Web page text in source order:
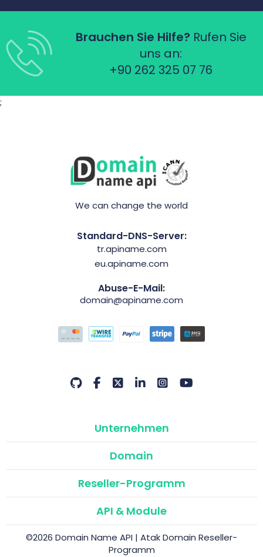
Brauchen Sie Hilfe? Rufen Sie
uns an:
+90 262 325 07 76
;
We can change the world
Standard-DNS-Server:
tr.apiname.com
eu.apiname.com
Abuse-E-Mail:
domain@apiname.com
Unternehmen
Domain
Reseller-Programm
API & Module
©2026 Domain Name API | Atak Domain Reseller-
Programm